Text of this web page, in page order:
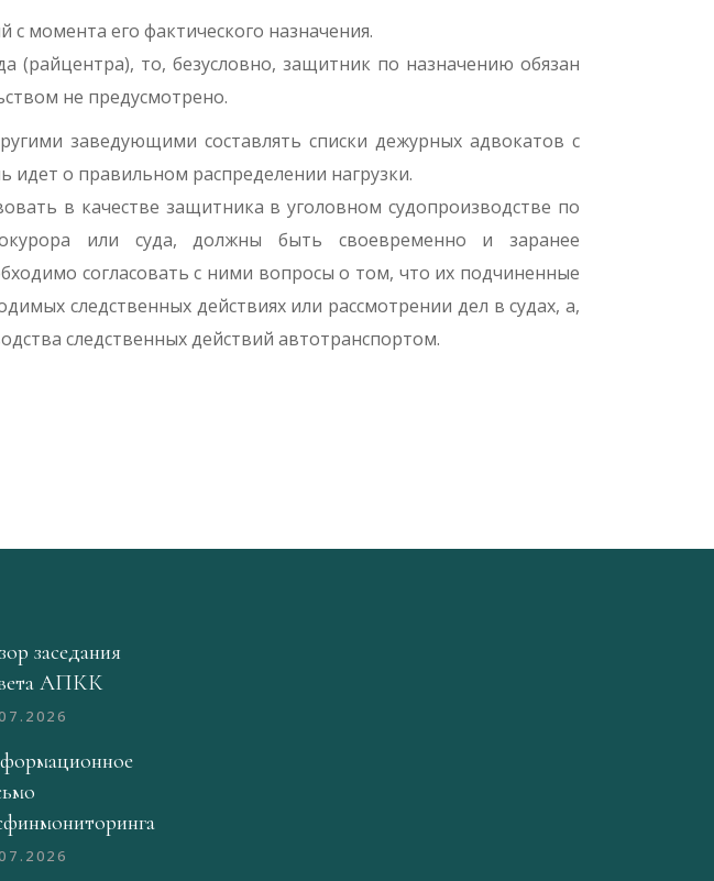
момента его фактического назначения.
(райцентра), то, безусловно, защитник по назначению обязан
не предусмотрено.
заведующими составлять списки дежурных адвокатов с
идет о правильном распределении нагрузки.
в качестве защитника в уголовном судопроизводстве по
или суда, должны быть своевременно и заранее
согласовать с ними вопросы о том, что их подчиненные
следственных действиях или рассмотрении дел в судах, а,
следственных действий автотранспортом.
заседания
АПКК